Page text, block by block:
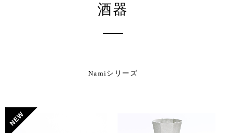
酒器
Namiシリーズ